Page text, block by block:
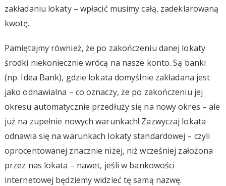
zakładaniu lokaty – wpłacić musimy całą, zadeklarowaną
kwotę.
Pamiętajmy również, że po zakończeniu danej lokaty
środki niekoniecznie wrócą na nasze konto. Są banki
(np. Idea Bank), gdzie lokata domyślnie zakładana jest
jako odnawialna – co oznaczy, że po zakończeniu jej
okresu automatycznie przedłuży się na nowy okres – ale
już na zupełnie nowych warunkach! Zazwyczaj lokata
odnawia się na warunkach lokaty standardowej – czyli
oprocentowanej znacznie niżej, niż wcześniej założona
przez nas lokata – nawet, jeśli w bankowości
internetowej będziemy widzieć tę samą nazwę.